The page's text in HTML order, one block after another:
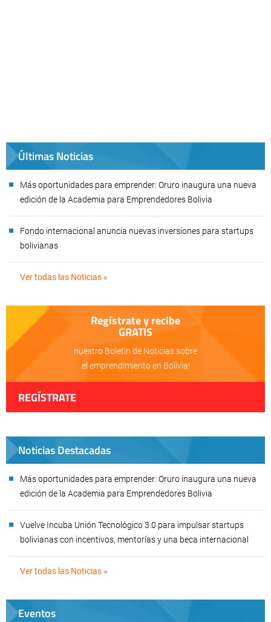
Últimas Noticias
Más oportunidades para emprender: Oruro inaugura una nueva
edición de la Academia para Emprendedores Bolivia
Fondo internacional anuncia nuevas inversiones para startups
bolivianas
Ver todas las Noticias »
Regístrate y recibe
GRATIS
nuestro Boletín de Noticias sobre
el emprendimiento en Bolivia!
REGÍSTRATE
Noticias Destacadas
Más oportunidades para emprender: Oruro inaugura una nueva
edición de la Academia para Emprendedores Bolivia
Vuelve Incuba Unión Tecnológico 3.0 para impulsar startups
bolivianas con incentivos, mentorías y una beca internacional
Ver todas las Noticias »
Eventos